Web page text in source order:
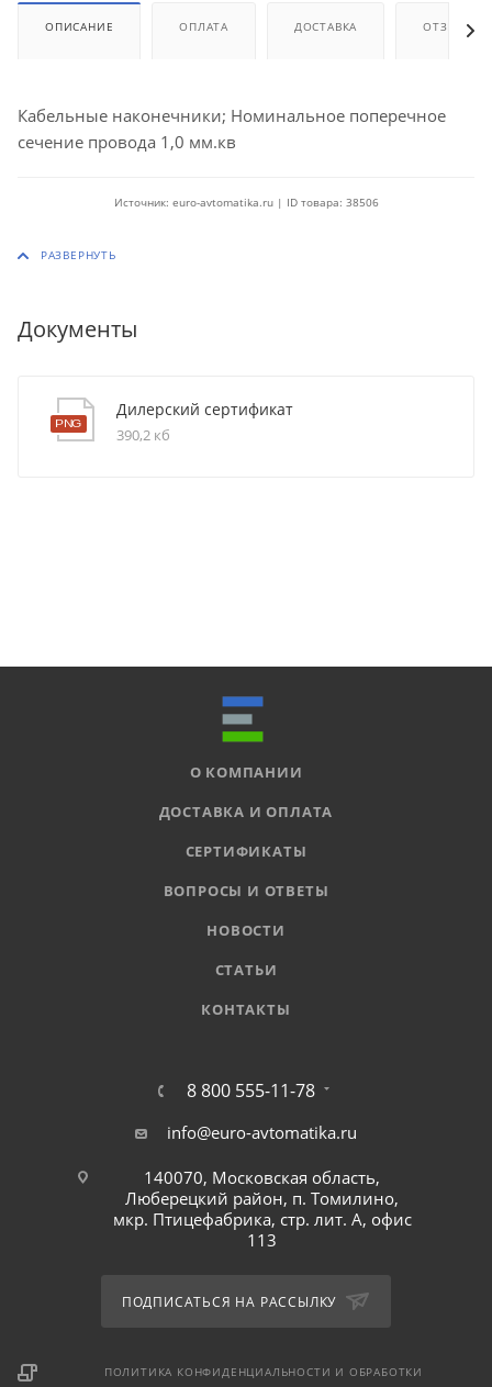
ОПИСАНИЕ ОПЛАТА ДОСТАВКА ОТЗЫВЫ
Кабельные наконечники; Номинальное поперечное
сечение провода 1,0 мм.кв
Источник: euro-avtomatika.ru | ID товара: 38506
Документы
Дилерский сертификат
390,2 кб
О КОМПАНИИ
ДОСТАВКА И ОПЛАТА
СЕРТИФИКАТЫ
ВОПРОСЫ И ОТВЕТЫ
НОВОСТИ
СТАТЬИ
КОНТАКТЫ
8 800 555-11-78
info@euro-avtomatika.ru
140070, Московская область,
Люберецкий район, п. Томилино,
мкр. Птицефабрика, стр. лит. А, офис
113
ПОДПИСАТЬСЯ НА РАССЫЛКУ
ПОЛИТИКА КОНФИДЕНЦИАЛЬНОСТИ И ОБРАБОТКИ